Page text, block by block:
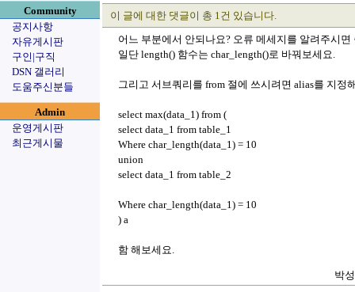
Community
공지사항
자유게시판
구인|구직
DSN 갤러리
도움주신분들
Admin
운영게시판
최근게시물
이 글에 대한 댓글이 총 1건 있습니다.
어느 부분에서 안되나요? 오류 메세지를 알려주시면
일단 length() 함수는 char_length()로 바꿔보세요.
그리고 서브쿼리를 from 절에 쓰시려면 alias를 지정
select max(data_1) from (
select data_1 from table_1
Where char_length(data_1) = 10
union
select data_1 from table_2
Where char_length(data_1) = 10
) a
함 해보세요.
박